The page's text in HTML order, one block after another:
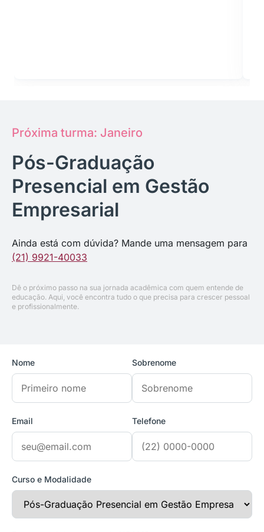
Próxima turma: Janeiro
Pós-Graduação
Presencial em Gestão
Empresarial
Ainda está com dúvida? Mande uma mensagem para
(21) 9921-40033
Dê o próximo passo na sua jornada acadêmica com quem entende de
educação. Aqui, você encontra tudo o que precisa para crescer pessoal
e profissionalmente.
Nome Sobrenome
Email Telefone
Curso e Modalidade